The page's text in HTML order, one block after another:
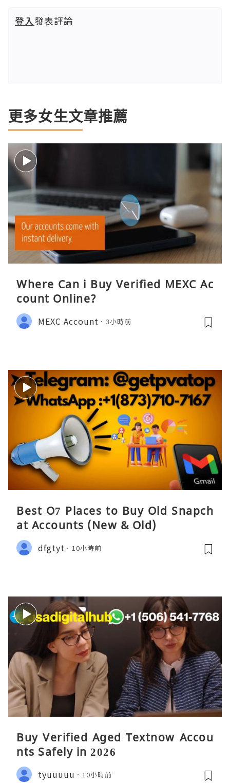
登入發表評論
更多女生文章推薦
Where Can i Buy Verified MEXC Ac
count Online?
MEXC Account 3小時前
Best O7 Places to Buy Old Snapch
at Accounts (New & Old)
dfgtyt 10小時前
Buy Verified Aged Textnow Accou
nts Safely in 2026
tyuuuuu 10小時前